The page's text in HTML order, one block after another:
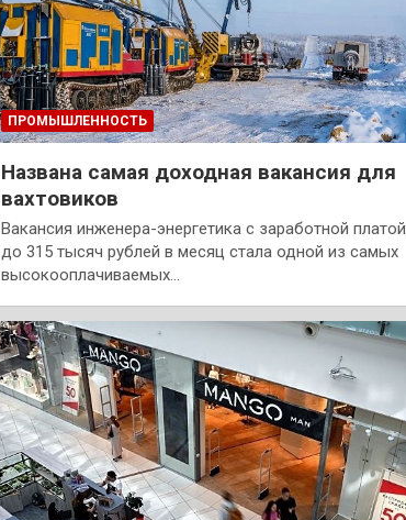
ПРОМЫШЛЕННОСТЬ
Названа самая доходная вакансия для
вахтовиков
Вакансия инженера-энергетика с заработной платой
до 315 тысяч рублей в месяц стала одной из самых
высокооплачиваемых…